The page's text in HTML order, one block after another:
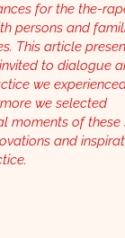
for the the-
persons and
This article
to dialogue
we
we selected
moments of these
and